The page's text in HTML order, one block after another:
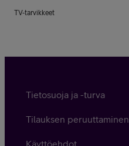
TV-tarvikkeet
Tietosuoja ja -turva
Tilauksen peruuttaminen
Käyttöehdot